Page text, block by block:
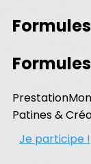
Formules
Formules
Prestation
Patines &
Je participe !